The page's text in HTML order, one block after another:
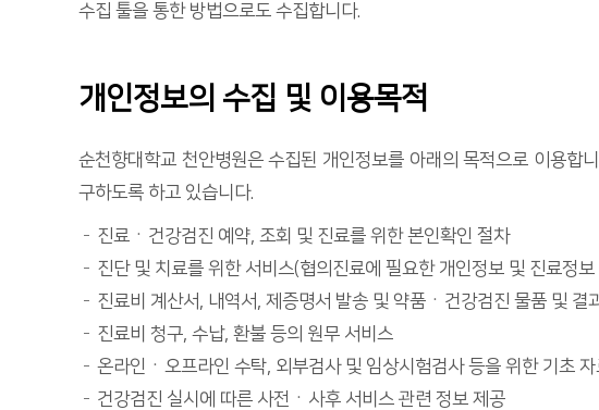
수집 툴을 통한 방법으로도 수집합니다.
개인정보의 수집 및 이용목적
순천향대학교 천안병원은 수집된 개인정보를 아래의 목적으로 이용합
구하도록 하고 있습니다.
진료ㆍ건강검진 예약, 조회 및 진료를 위한 본인확인 절차
진단 및 치료를 위한 서비스(협의진료에 필요한 개인정보 및 진료정보
진료비 계산서, 내역서, 제증명서 발송 및 약품ㆍ건강검진 물품 및 결
진료비 청구, 수납, 환불 등의 원무 서비스
온라인ㆍ오프라인 수탁, 외부검사 및 임상시험검사 등을 위한 기초
건강검진 실시에 따른 사전ㆍ사후 서비스 관련 정보 제공